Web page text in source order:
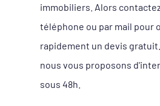
immobiliers. Alors
téléphone ou par mail pour
rapidement un devis
nous vous proposons
sous 48h.